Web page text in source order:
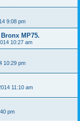
9:08 pm
MP75.
10:27 am
10:29 pm
11:10 am
pm